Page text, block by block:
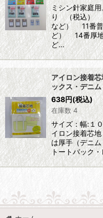
ミシン針家庭
り （税込） 9
など） 11番普
ど） 14番厚地
ど…
アイロン接着
ックス・デニ
638円(税込)
在庫数 4
サイズ：幅:１
イロン接着芯
は厚手（デニ
トートバック